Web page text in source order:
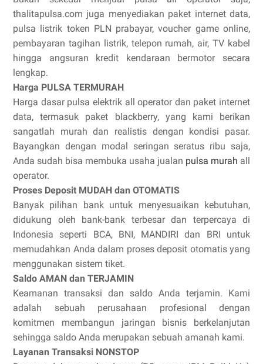
thalitapulsa.com juga menyediakan paket internet data,
pulsa listrik token PLN prabayar, voucher game online,
pembayaran tagihan listrik, telepon rumah, air, TV kabel
hingga angsuran kredit kendaraan bermotor secara
lengkap.
Harga PULSA TERMURAH
Harga dasar pulsa elektrik all operator dan paket internet
data, termasuk paket blackberry, yang kami berikan
sangatlah murah dan realistis dengan kondisi pasar.
Bayangkan dengan modal seringan seratus ribu saja,
Anda sudah bisa membuka usaha jualan pulsa murah all
operator.
Proses Deposit MUDAH dan OTOMATIS
Banyak pilihan bank untuk menyesuaikan kebutuhan,
didukung oleh bank-bank terbesar dan terpercaya di
Indonesia seperti BCA, BNI, MANDIRI dan BRI untuk
memudahkan Anda dalam proses deposit otomatis yang
menggunakan sistem tiket.
Saldo AMAN dan TERJAMIN
Keamanan transaksi dan saldo Anda terjamin. Kami
adalah sebuah perusahaan profesional dengan
komitmen membangun jaringan bisnis berkelanjutan
sehingga saldo Anda merupakan sebuah amanah kami.
Layanan Transaksi NONSTOP